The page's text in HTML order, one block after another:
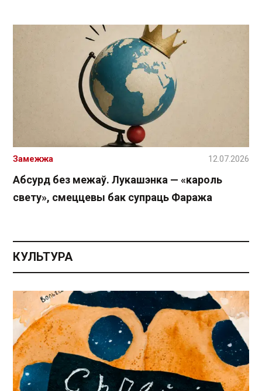
Абсурд без межаў. Лукашэнка — «кароль
свету», смеццевы бак супраць Фаража
Замежжа 12.07.2026
КУЛЬТУРА